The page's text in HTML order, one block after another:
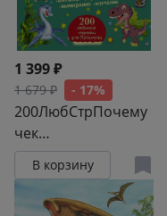
1 399 ₽
1 679 ₽ - 17%
200ЛюбСтрПочему
чек
Динозавры.Больша
я детская
энциклопедия
В корзину